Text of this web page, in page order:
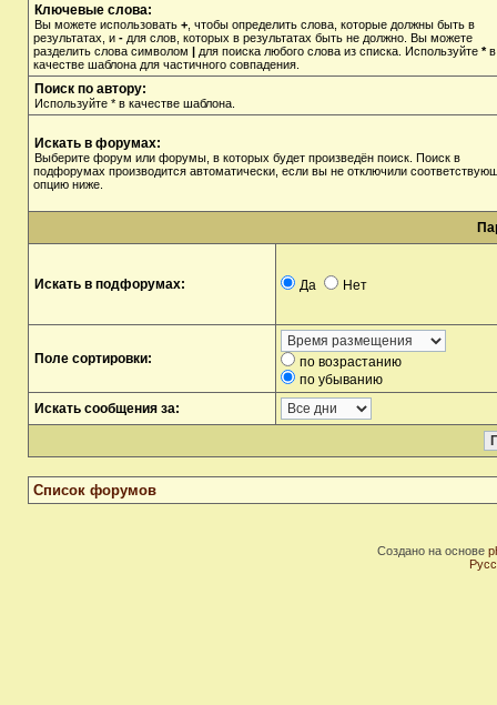
Ключевые слова:
Вы можете использовать + , чтобы определить слова, которые должны быть в
результатах, и - для слов, которых в результатах быть не должно. Вы можете
разделить слова символом | для поиска любого слова из списка. Используйте *в
качестве шаблона для частичного совпадения.
Поиск по автору:
Используйте * в качестве шаблона.
Искать в форумах:
Выберите форум или форумы, в которых будет произведён поиск. Поиск в
подфорумах производится автоматически, если вы не отключили
опцию ниже.
Искать в подфорумах: Да Нет
Поле сортировки:
по возрастанию
по убыванию
Искать сообщения за:
Список форумов
Создано на основе